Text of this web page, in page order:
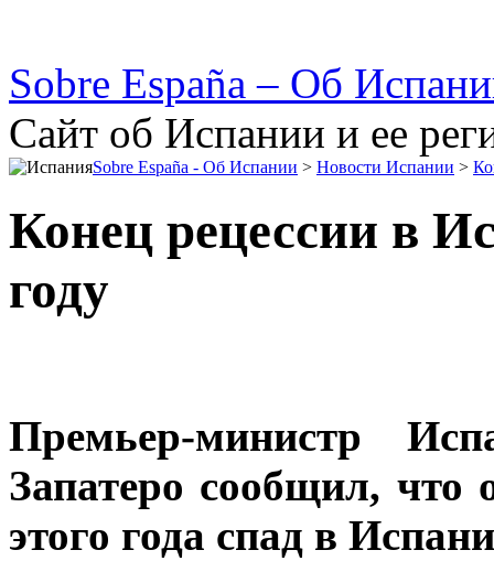
Sobre España – Об
Сайт об Испании и ее
Sobre España - Об Испании > Новости Испании >
Конец рецессии в
году
Премьер-министр
Запатеро сообщил, что
этого года спад в